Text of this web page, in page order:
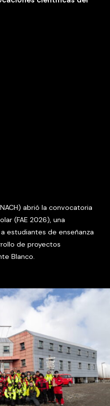
abrió la convocatoria
(FAE 2026), una
estudiantes de enseñanza
de proyectos
Blanco.